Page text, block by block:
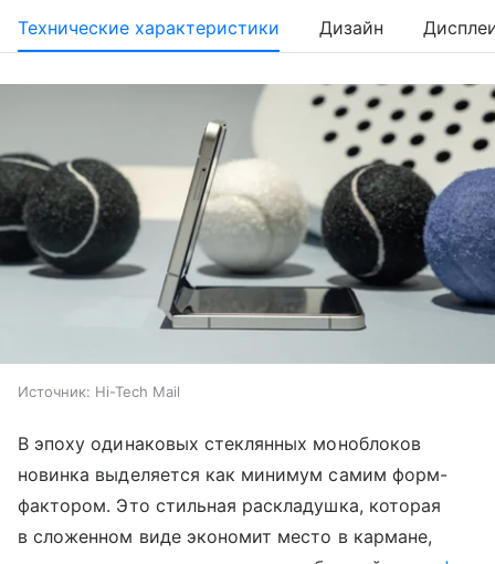
Технические характеристики Дизайн
Источник: Hi-Tech Mail
В эпоху одинаковых стеклянных моноблоков
новинка выделяется как минимум самим форм-
фактором. Это стильная раскладушка, которая
в сложенном виде экономит место в кармане,